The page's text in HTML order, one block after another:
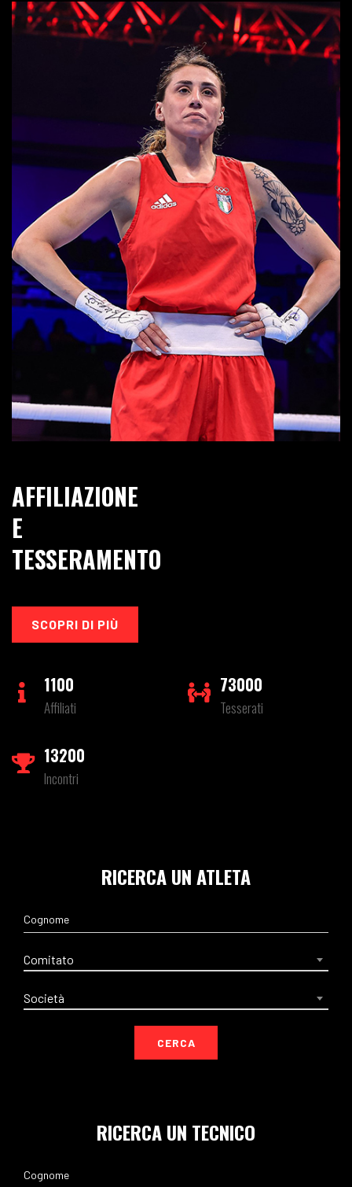
AFFILIAZIONE
E
TESSERAMENTO
SCOPRI DI PIÙ
1100
Affiliati
73000
Tesserati
13200
Incontri
RICERCA UN ATLETA
Comitato
Società
CERCA
RICERCA UN TECNICO